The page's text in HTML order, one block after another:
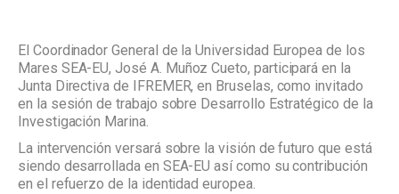
El Coordinador General de la Universidad Europea de los
Mares SEA-EU, José A. Muñoz Cueto, participará en la
Junta Directiva de IFREMER, en Bruselas, como invitado
en la sesión de trabajo sobre Desarrollo Estratégico de la
Investigación Marina.
La intervención versará sobre la visión de futuro que está
siendo desarrollada en SEA-EU así como su contribución
en el refuerzo de la identidad europea.